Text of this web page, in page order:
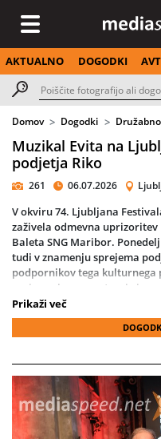
AKTUALNO DOGODKI
Domov Dogodki
Muzikal Evita na
podjetja Riko
261 06.07.2026
V okviru 74. Ljubljana
zaživela odmevna
Baleta SNG Maribor.
tudi v znamenju sprejema
podpornikov tega kulturnega
svoje poslovne partnerje in
predsednica Republike
Muzikal Evita, ki sta ga
Lloyd Webber in pisec
argentinski prvi dami Evi
osebnosti 20. stoletja.
Svetlane Dramlić, ki je za
odrsko postavitev, za katero
imetnikov avtorskih pravic.
Prikaži več